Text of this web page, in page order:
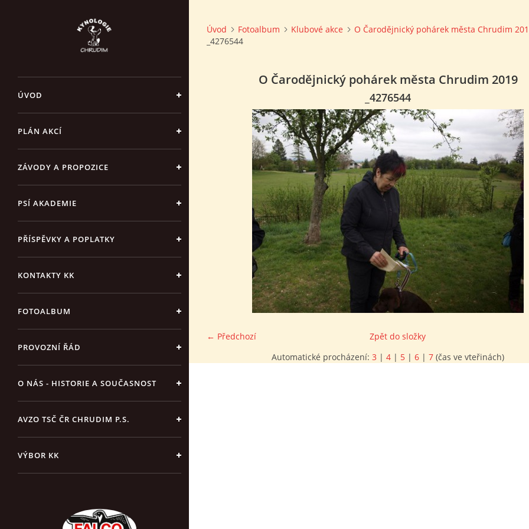
ÚVOD
PLÁN AKCÍ
ZÁVODY A PROPOZICE
PSÍ AKADEMIE
PŘÍSPĚVKY A POPLATKY
KONTAKTY KK
FOTOALBUM
PROVOZNÍ ŘÁD
O NÁS - HISTORIE A SOUČASNOST
AVZO TSČ ČR CHRUDIM P.S.
VÝBOR KK
Úvod Fotoalbum Klubové akce
O Čarodějnický pohárek města Chrudim
_4276544
O Čarodějnický pohárek města Chrudim 2019
_4276544
← Předchozí
Zpět do složky
Automatické procházení: 3 | 4 | 5 | 6 | 7 (čas ve vteřinách)